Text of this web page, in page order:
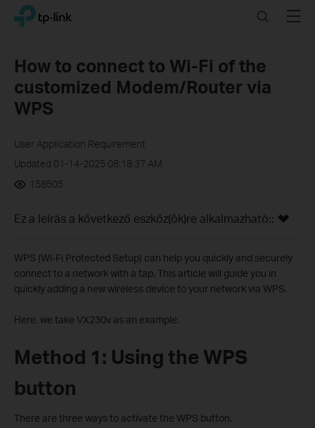
Click
navigation
TP-Link, Reliably Smart SearchMenu
How to connect to Wi-Fi of the
customized Modem/Router via
WPS
User Application Requirement
Updated 01-14-2025 08:18:37 AM
158505
Ez a leírás a következő eszköz(ök)re alkalmazható::
WPS (Wi-Fi Protected Setup) can help you quickly and securely
connect to a network with a tap. This article will guide you in
quickly adding a new wireless device to your network via WPS.
Here, we take VX230v as an example.
Method 1: Using the WPS
button
There are three ways to activate the WPS button.